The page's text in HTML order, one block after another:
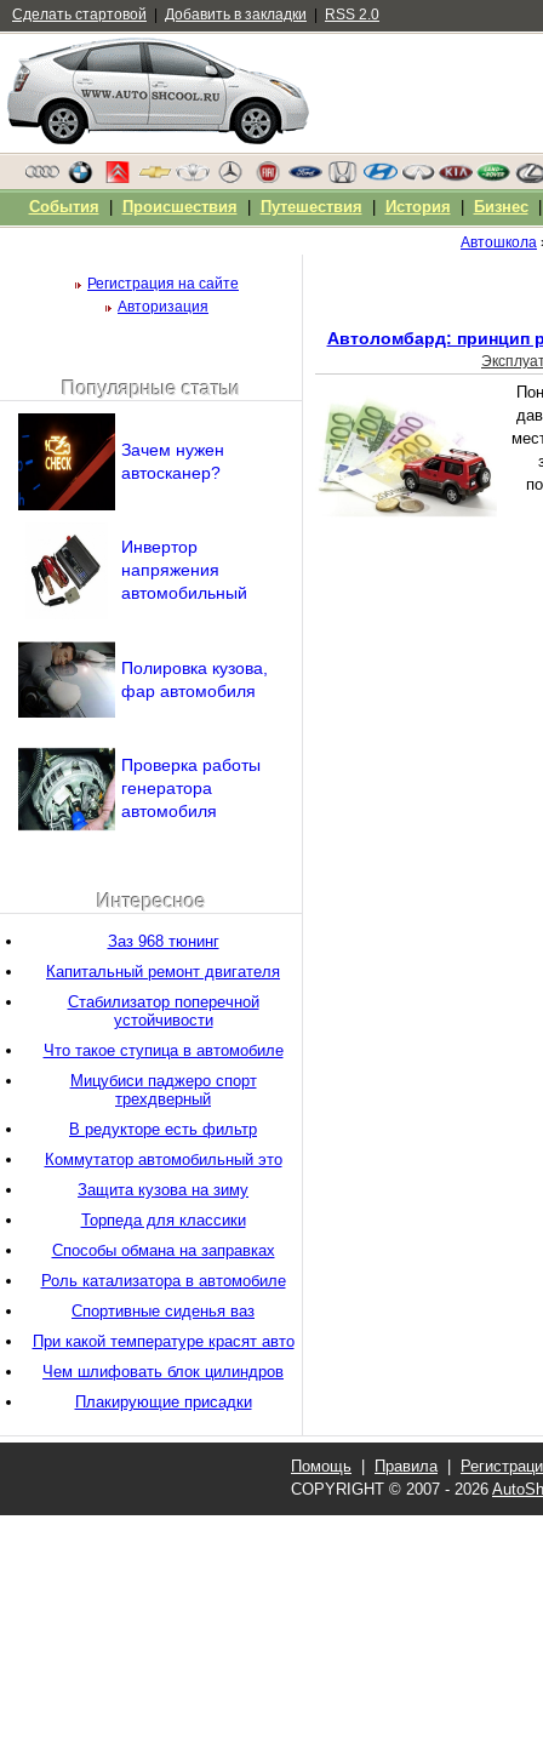
Автошкола
Автоломбард: принцип
Регистрация на сайте
Авторизация
Напомнить пароль?
Популярные статьи
Зачем нужен
автосканер?
Инвертор
напряжения
автомобильный
Полировка кузова,
фар автомобиля
Проверка работы
генератора
автомобиля
Интересное
Заз 968 тюнинг
Капитальный ремонт двигателя
Стабилизатор поперечной
устойчивости
Что такое ступица в автомобиле
Мицубиси паджеро спорт
трехдверный
В редукторе есть фильтр
Коммутатор автомобильный это
Защита кузова на зиму
Торпеда для классики
Способы обмана на заправках
Роль катализатора в автомобиле
Спортивные сиденья ваз
При какой температуре красят авто
Чем шлифовать блок цилиндров
Плакирующие присадки
Сделать стартовой Добавить в закладки RSS 2.0
События Происшествия Путешествия История Бизнес
Помощь Правила|
COPYRIGHT © 2007 - 2026